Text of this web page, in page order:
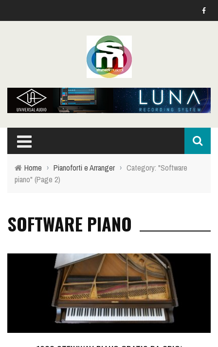
Home › Pianoforti e Arranger › Category: "Software
piano" (Page 2)
SOFTWARE PIANO